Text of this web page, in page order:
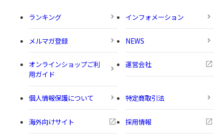
ランキング インフォメーション
メルマガ登録 NEWS
オンラインショップご利
用ガイド
運営会社
個人情報保護について 特定商取引法
海外向けサイト 採用情報